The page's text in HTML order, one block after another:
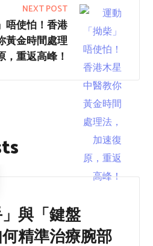
NEXT POST
唔使怕！香港
黃金時間處理
重返高峰！
與「鍵盤
精準治療腕部